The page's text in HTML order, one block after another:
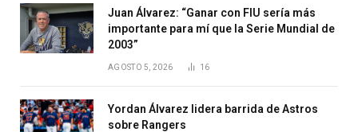
Juan Álvarez: “Ganar con FIU sería más
importante para mí que la Serie Mundial de
2003”
AGOSTO 5, 2026 16
Yordan Álvarez lidera barrida de Astros
sobre Rangers